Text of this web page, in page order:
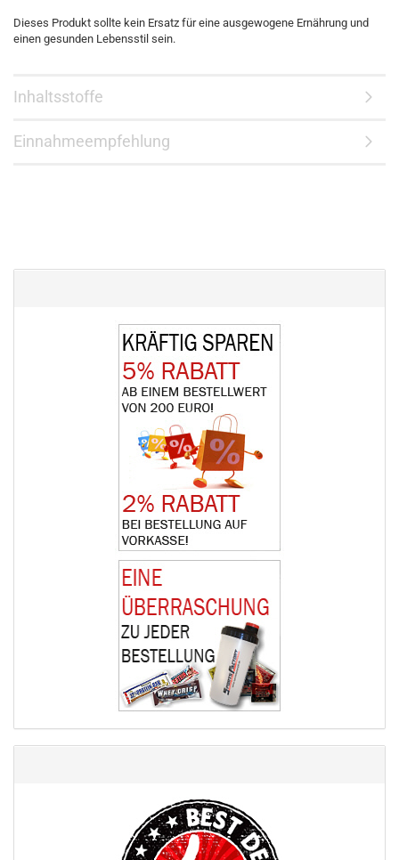
Dieses Produkt sollte kein Ersatz für eine ausgewogene Ernährung und
einen gesunden Lebensstil sein.
Inhaltsstoffe
Einnahmeempfehlung